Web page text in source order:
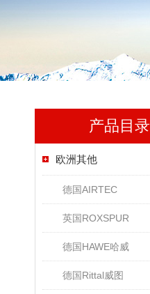
产品目录
欧洲其他
德国AIRTEC
英国ROXSPUR
德国HAWE哈威
德国Rittal威图